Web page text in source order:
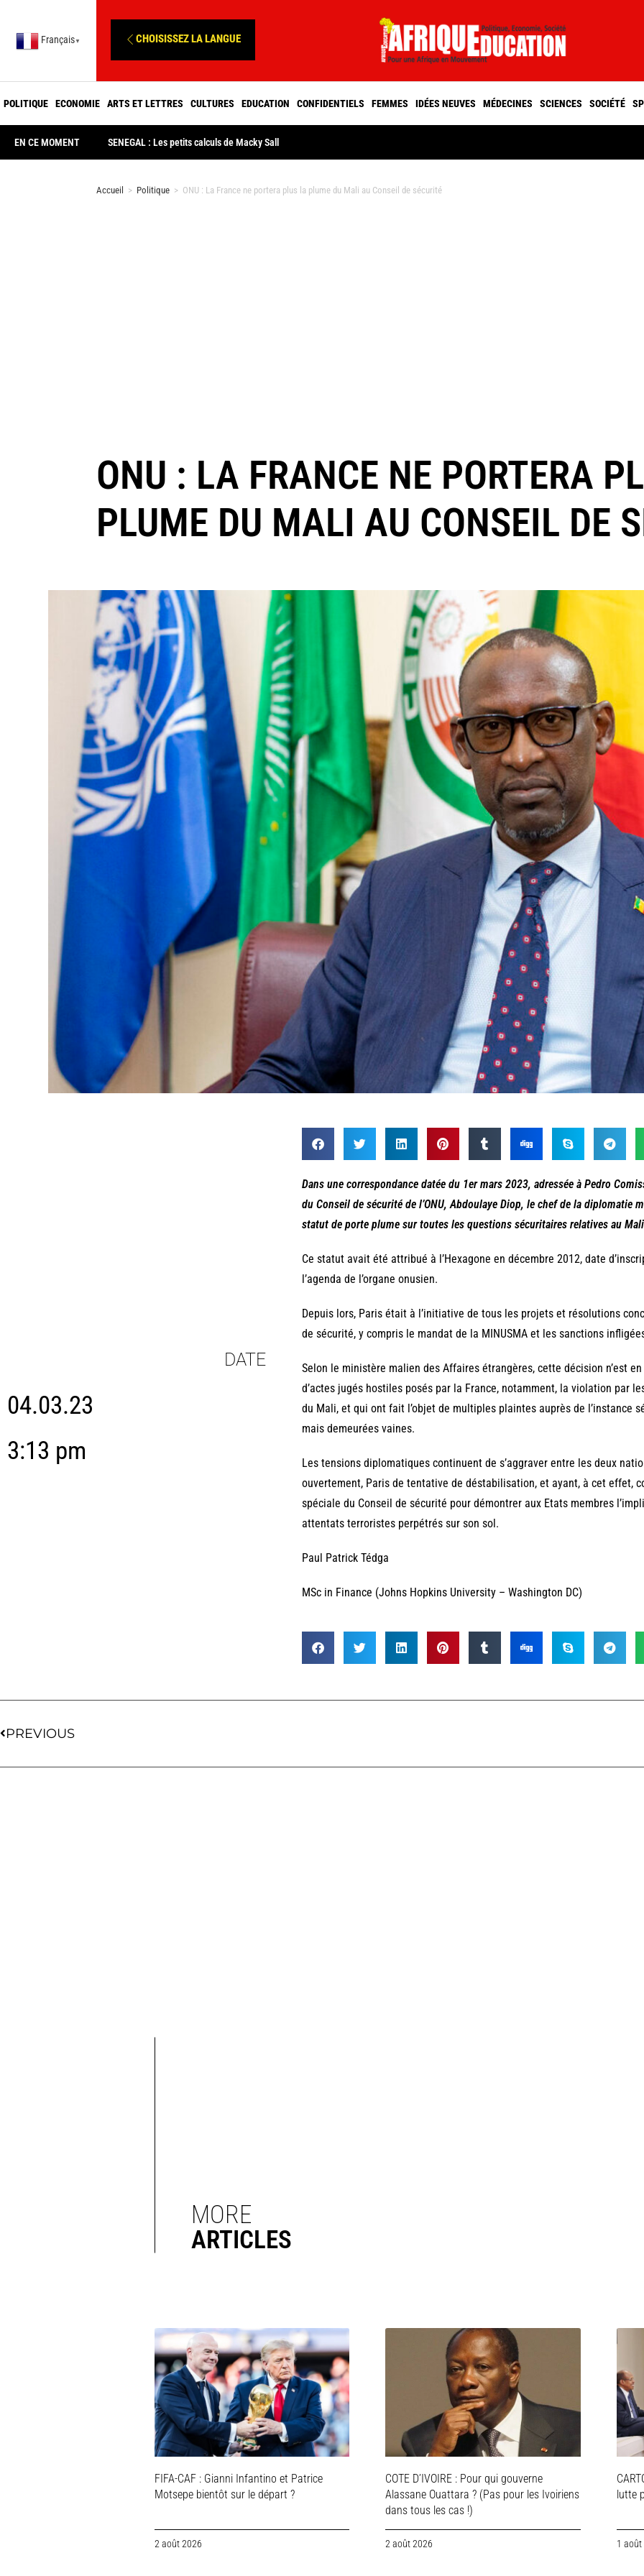
Français ▼ CHOISISSEZ LA LANGUE
POLITIQUE ECONOMIE ARTS ET LETTRES CULTURES EDUCATION CONFIDENTIELS FEMMES IDÉES NEUVES MÉDECINES SCIENCES SOCIÉTÉ
EN CE MOMENT SENEGAL : Les petits calculs de Macky Sall
Accueil > Politique > ONU : La France ne portera plus la plume du Mali au Conseil de sécurité
ONU : LA FRANCE NE PORTERA
PLUME DU MALI AU CONSEIL DE
DATE
04.03.23
3:13 pm
Dans une correspondance datée du 1er mars 2023, adressée à Pedro
du Conseil de sécurité de l’ONU, Abdoulaye Diop, le chef de la diplomatie
statut de porte plume sur toutes les questions sécuritaires relatives au
Ce statut avait été attribué à l’Hexagone en décembre 2012, date
l’agenda de l’organe onusien.
Depuis lors, Paris était à l’initiative de tous les projets et résolutions
de sécurité, y compris le mandat de la MINUSMA et les sanctions
Selon le ministère malien des Affaires étrangères, cette décision n’est
d’actes jugés hostiles posés par la France, notamment, la violation par
du Mali, et qui ont fait l’objet de multiples plaintes auprès de l’instance
mais demeurées vaines.
Les tensions diplomatiques continuent de s’aggraver entre les deux
ouvertement, Paris de tentative de déstabilisation, et ayant, à cet effet,
spéciale du Conseil de sécurité pour démontrer aux Etats membres
attentats terroristes perpétrés sur son sol.
Paul Patrick Tédga
MSc in Finance (Johns Hopkins University – Washington DC)
PREVIOUS
MORE
ARTICLES
FIFA-CAF : Gianni Infantino et Patrice
Motsepe bientôt sur le départ ?
2 août 2026
COTE D’IVOIRE : Pour qui gouverne
Alassane Ouattara ? (Pas pour les Ivoiriens
dans tous les cas !)
2 août 2026
lutte
1 août